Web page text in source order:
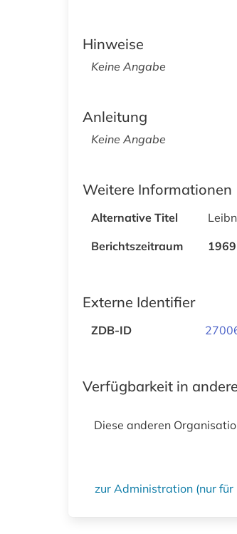
Hinweise
Keine Angabe
Anleitung
Keine Angabe
Weitere Informationen
Alternative Titel
Berichtszeitraum
1969
Externe Identifier
ZDB-ID
Verfügbarkeit in
Diese anderen
zur Administration (nur